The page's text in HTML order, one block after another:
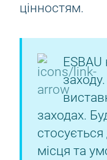
цінностям.
заходах.
місця та